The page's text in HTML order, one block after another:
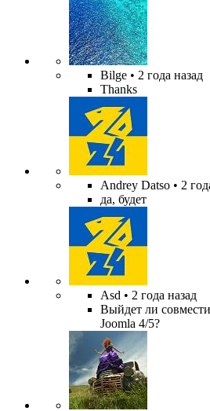
Bilge • 2 года назад
Thanks
Andrey Datso • 2
да, будет
Asd • 2 года назад
Выйдет ли
Joomla 4/5?